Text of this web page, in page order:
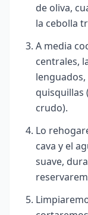
de oliva,
la cebolla
A media
centrales,
quisquillas
crudo).
Lo
cava y el
suave,